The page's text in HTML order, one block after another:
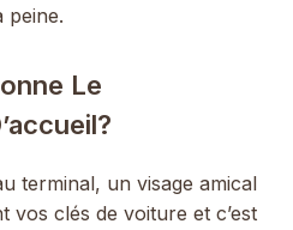
peine.
Le
terminal, un visage amical
vos clés de voiture et c’est